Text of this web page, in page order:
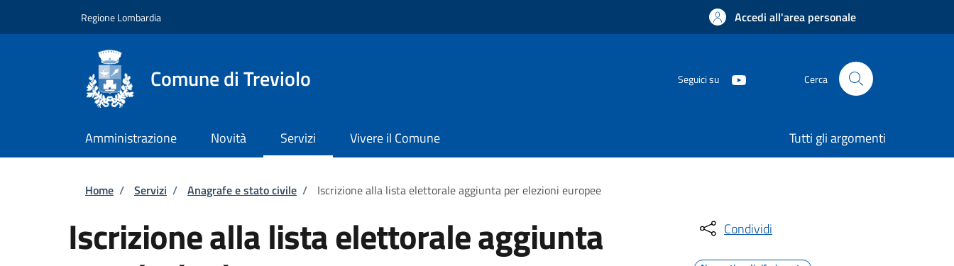
Regione Lombardia Accedi all'area personale
Comune di Treviolo Seguici su Cerca
Amministrazione Novità Servizi Vivere il Comune Tutti gli argomenti
Briciole di pane
Home / Servizi / Anagrafe e stato civile / Iscrizione alla lista elettorale aggiunta per elezioni europee
Iscrizione alla lista elettorale aggiunta Condividi